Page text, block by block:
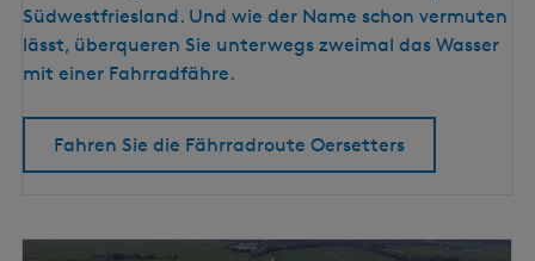
e
t
t
e
e
Südwestfriesland. Und wie der Name schon vermuten
lässt, überqueren Sie unterwegs zweimal das Wasser
mit einer Fahrradfähre.
Fahren Sie die Fährradroute Oersetters